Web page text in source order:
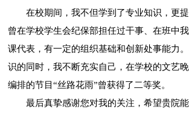
在校期间，我不但学到了专业知识，更
曾在学校学生会纪保部担任过干事、在班中
课代表，有一定的组织基础和创新处事能力
识的同时，我不断充实自己，在学校的文艺
编排的节目“丝路花雨”曾获得了二等奖。
最后真挚感谢您对我的关注，希望贵院